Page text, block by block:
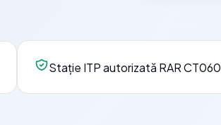
Stație ITP autorizată RAR CT060